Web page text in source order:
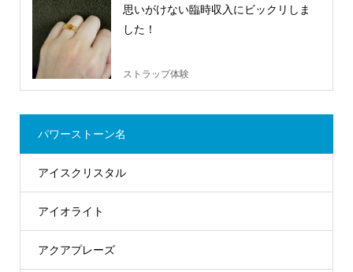
思いがけない臨時収入にビックリしま
した！
ストラップ体験
パワーストーン名
アイスクリスタル
アイオライト
アクアプレーズ